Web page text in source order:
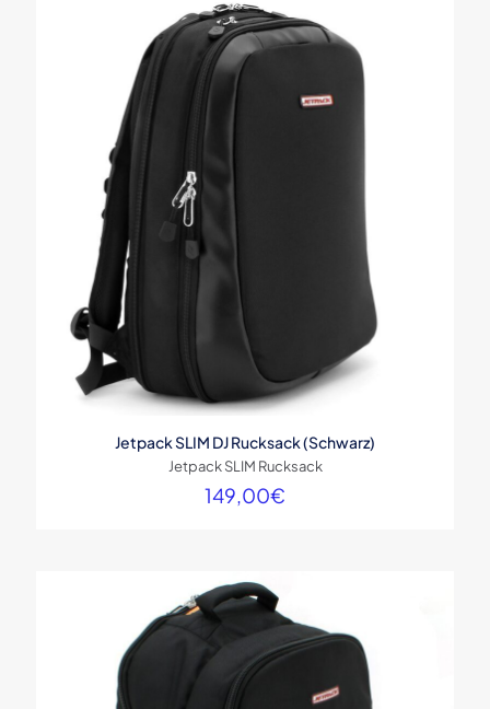
Jetpack SLIM DJ Rucksack (Schwarz)
Jetpack SLIM Rucksack
149,00€